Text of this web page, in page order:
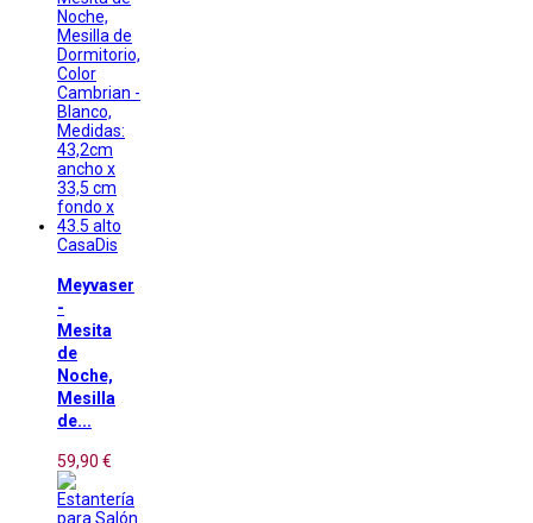
CasaDis
Meyvaser
-
Mesita
de
Noche,
Mesilla
de...
59,90 €